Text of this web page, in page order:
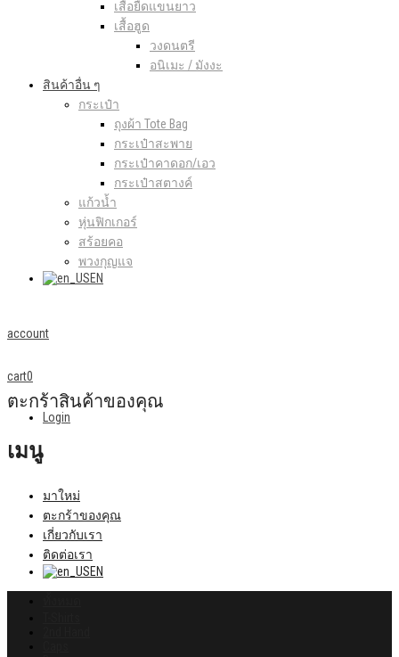
เสื้อยืดแขนยาว
เสื้อฮูด
วงดนตรี
อนิเมะ / มังงะ
สินค้าอื่น ๆ
กระเป๋า
ถุงผ้า Tote Bag
กระเป๋าสะพาย
กระเป๋าคาดอก/เอว
กระเป๋าสตางค์
แก้วน้ำ
หุ่นฟิกเกอร์
สร้อยคอ
พวงกุญแจ
EN
account
Login
cart0
ตะกร้าสินค้าของคุณ
เมนู
มาใหม่
ตะกร้าของคุณ
เกี่ยวกับเรา
ติดต่อเรา
EN